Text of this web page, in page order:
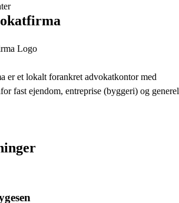
er et lokalt forankret advokatkontor med
fast ejendom, entreprise (byggeri) og generel